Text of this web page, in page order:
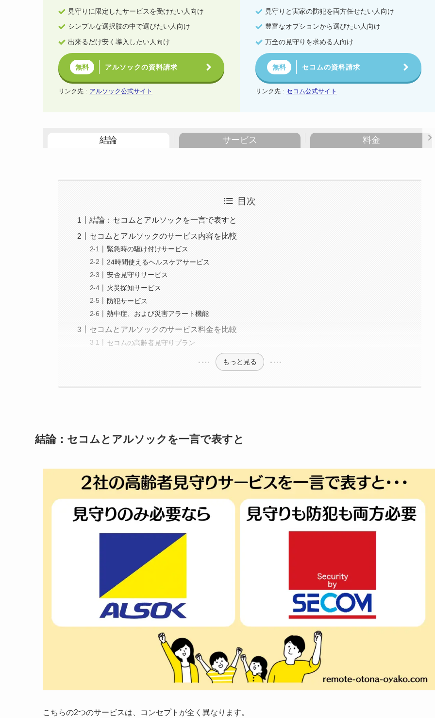
見守りに限定したサービスを受けたい人向け
シンプルな選択肢の中で選びたい人向け
出来るだけ安く導入したい人向け
無料 アルソックの資料請求
リンク先 : アルソック公式サイト
見守りと実家の防犯を両方任せたい人向け
豊富なオプションから選びたい人向け
万全の見守りを求める人向け
無料 セコムの資料請求
リンク先 : セコム公式サイト
結論 サービス 料金
目次
結論：セコムとアルソックを一言で表すと
セコムとアルソックのサービス内容を比較
緊急時の駆け付けサービス
24時間使えるヘルスケアサービス
安否見守りサービス
火災探知サービス
防犯サービス
熱中症、および災害アラート機能
セコムとアルソックのサービス料金を比較
セコムの高齢者見守りプラン
もっと見る
結論：セコムとアルソックを一言で表すと
こちらの2つのサービスは、コンセプトが全く異なります。